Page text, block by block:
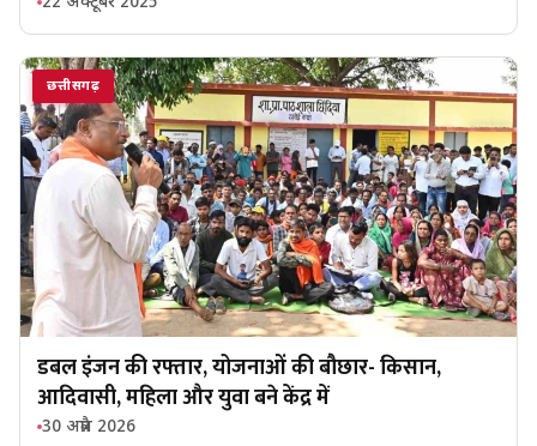
छत्तीसगढ़
डबल इंजन की रफ्तार, योजनाओं की बौछार- किसान,
आदिवासी, महिला और युवा बने केंद्र में
30 अप्रैल 2026